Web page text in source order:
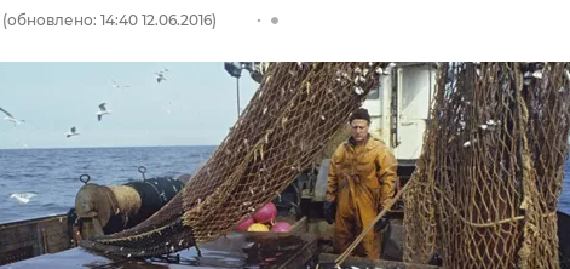
(обновлено: 14:40 12.06.2016)